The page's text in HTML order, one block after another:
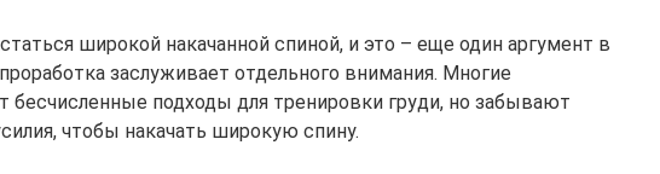
широкой накачанной спиной, и это – еще один аргумент в
заслуживает отдельного внимания. Многие
бесчисленные подходы для тренировки груди, но забывают
чтобы накачать широкую спину.